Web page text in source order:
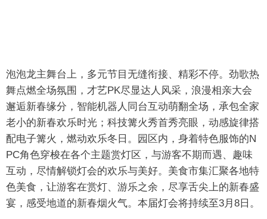
泡泡龙主舞台上，多元节目无缝衔接、精彩不停。劲歌热
舞点燃全场氛围，才艺PK尽显达人风采，浪漫相亲大会
邂逅新春缘分，智能机器人同台互动萌翻全场，承包全家
老小的新春欢乐时光；科技篝火秀首秀亮眼，动感旋律搭
配电子篝火，燃动欢乐冬日。园区内，身着特色服饰的N
PC角色穿梭在各个主题赏灯区，与游客不期而遇、趣味
互动，尽情解锁灯会的欢乐与美好。美食市集汇聚各地特
色美食，让游客在赏灯、游乐之余，尽享舌尖上的新春盛
宴，感受地道的新春烟火气。本届灯会将持续至3月8日。